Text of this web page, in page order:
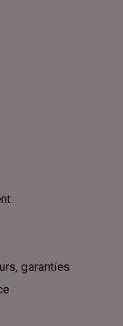
garanties